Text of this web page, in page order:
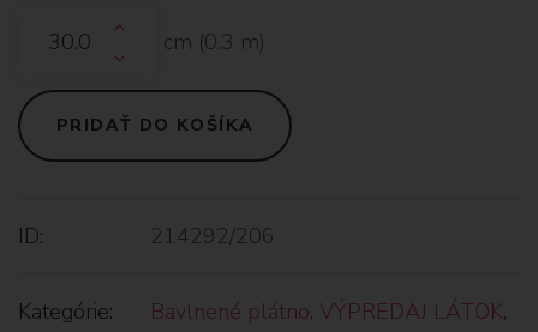
cm (0.3 m)
PRIDAŤ DO KOŠÍKA
ID: 214292/206
Kategórie: Bavlnené plátno, VÝPREDAJ LÁTOK,